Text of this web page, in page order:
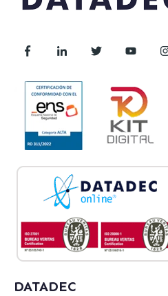
DATADEC